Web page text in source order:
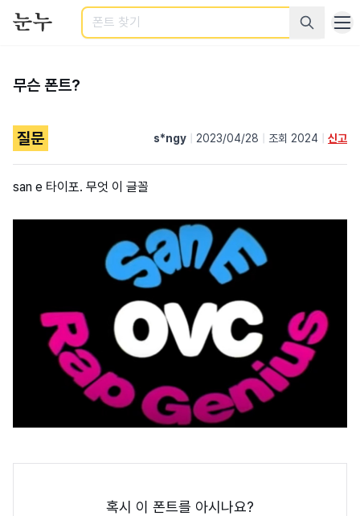
검색
무슨 폰트?
질문 s*ngy 2023/04/28 조회 2024 신고
san e 타이포. 무엇 이 글꼴
혹시 이 폰트를 아시나요?